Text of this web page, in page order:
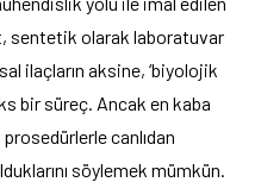
sentetik olarak laboratuvar
ilaçların aksine, ‘biyolojik
bir süreç. Ancak en kaba
canlıdan
söylemek mümkün.